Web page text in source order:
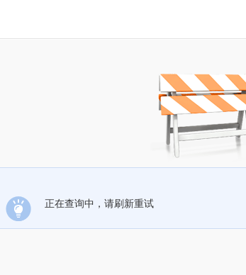
正在查询中，请刷新重试